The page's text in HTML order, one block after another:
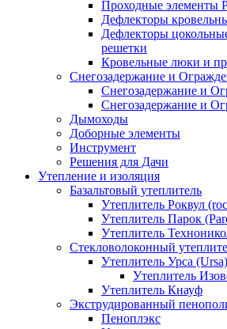
Проходные элементы
Дефлекторы
Дефлекторы
решетки
Кровельные люки и
Снегозадержание и
Снегозадержание и
Снегозадержание и
Дымоходы
Доборные элементы
Инструмент
Решения для Дачи
Утепление и изоляция
Базальтовый утеплитель
Утеплитель Роквул
Утеплитель Парок
Утеплитель
Стекловолоконный
Утеплитель Урса (Ursa)
Утеплитель
Утеплитель Кнауф
Экструдированный
Пеноплэкс